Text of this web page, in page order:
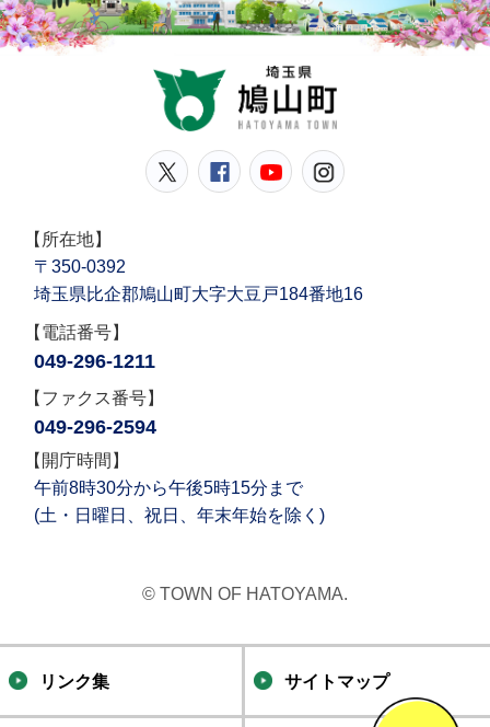
鳩山町公式Twitter
鳩山町公式Facebook
鳩山町公式
【所在地】
〒350-0392
埼玉県比企郡鳩山町大字大豆戸184番地16
【電話番号】
049-296-1211
【ファクス番号】
049-296-2594
【開庁時間】
午前8時30分から午後5時15分まで
(土・日曜日、祝日、年末年始を除く)
© TOWN OF HATOYAMA.
リンク集 サイトマップ